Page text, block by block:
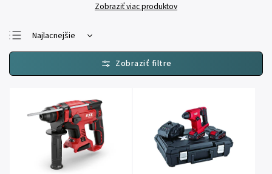
Zobraziť viac produktov
Najlacnejšie
Najdrahšie
Najpredávanejšie